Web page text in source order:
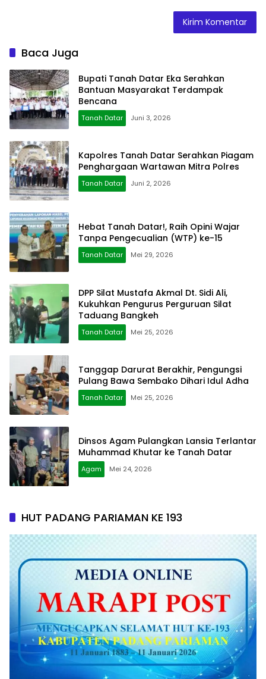
Baca Juga
Bupati Tanah Datar Eka Serahkan
Bantuan Masyarakat Terdampak
Bencana
Tanah Datar Juni 3, 2026
Kapolres Tanah Datar Serahkan Piagam
Penghargaan Wartawan Mitra Polres
Tanah Datar Juni 2, 2026
Hebat Tanah Datar!, Raih Opini Wajar
Tanpa Pengecualian (WTP) ke-15
Tanah Datar Mei 29, 2026
DPP Silat Mustafa Akmal Dt. Sidi Ali,
Kukuhkan Pengurus Perguruan Silat
Taduang Bangkeh
Tanah Datar Mei 25, 2026
Tanggap Darurat Berakhir, Pengungsi
Pulang Bawa Sembako Dihari Idul Adha
Tanah Datar Mei 25, 2026
Dinsos Agam Pulangkan Lansia Terlantar
Muhammad Khutar ke Tanah Datar
Agam Mei 24, 2026
HUT PADANG PARIAMAN KE 193